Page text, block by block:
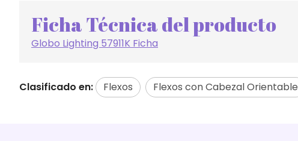
Ficha Técnica del producto
Globo Lighting 57911K Ficha
Clasificado en: Flexos Flexos con Cabezal Orientable